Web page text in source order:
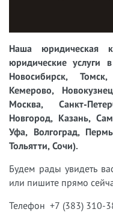
Наша юридическая
юридические услуги
Новосибирск,
Кемерово,
Москва, Санкт-
Новгород, Казань,
Уфа, Волгоград,
Тольятти, Сочи).
Будем рады увидеть
или пишите прямо
Телефон +7 (383) 310-